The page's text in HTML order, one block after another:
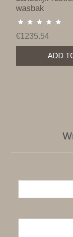
wasbak
€1235.54
ADD